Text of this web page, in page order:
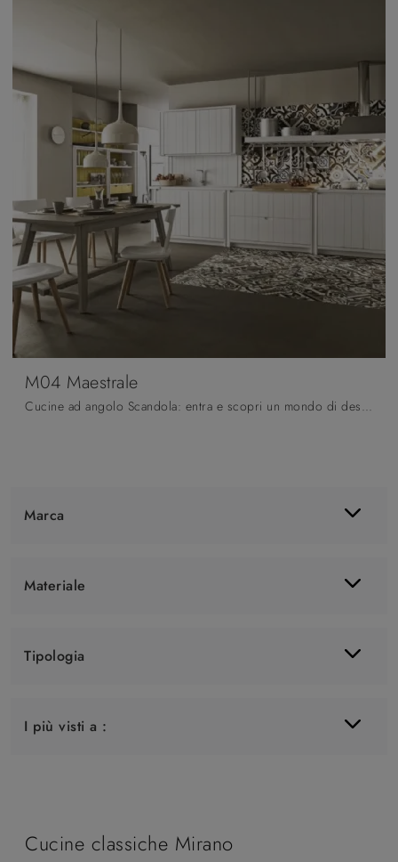
Marca
Materiale
Tipologia
I più visti a :
M04 Maestrale
Cucine ad angolo Scandola: entra e scopri un mondo di design e contenuto estetico! La cucina convenzionale M04 Maestrale ti aspetta.
Cucine classiche Mirano